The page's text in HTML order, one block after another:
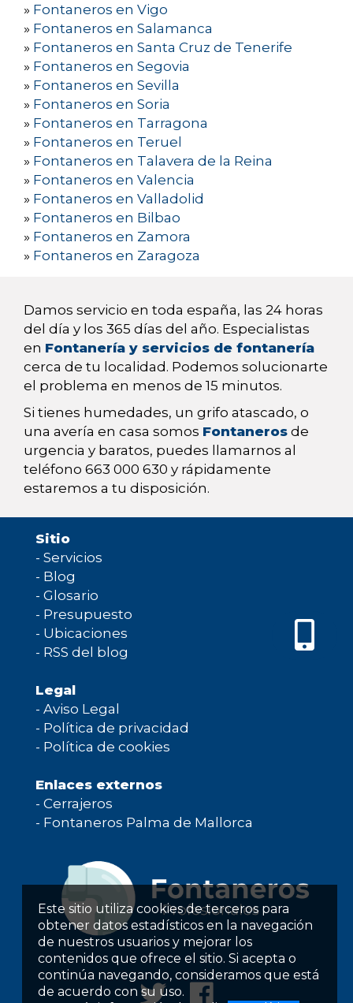
Este sitio utiliza cookies de terceros para
obtener datos estadísticos en la navegación
de nuestros usuarios y mejorar los
contenidos que ofrece el sitio. Si acepta o
continúa navegando, consideramos que está
de acuerdo con su uso.
» Fontaneros en Vigo
» Fontaneros en Salamanca
» Fontaneros en Santa Cruz de Tenerife
» Fontaneros en Segovia
» Fontaneros en Sevilla
» Fontaneros en Soria
» Fontaneros en Tarragona
» Fontaneros en Teruel
» Fontaneros en Talavera de la Reina
» Fontaneros en Valencia
» Fontaneros en Valladolid
» Fontaneros en Bilbao
» Fontaneros en Zamora
» Fontaneros en Zaragoza
Damos servicio en toda españa, las 24 horas
del día y los 365 días del año. Especialistas
en Fontanería y servicios de fontanería
cerca de tu localidad. Podemos solucionarte
el problema en menos de 15 minutos.
Si tienes humedades, un grifo atascado, o
una avería en casa somos Fontaneros de
urgencia y baratos, puedes llamarnos al
teléfono 663 000 630 y rápidamente
estaremos a tu disposición.
Sitio
- Servicios
- Blog
- Glosario
- Presupuesto
- Ubicaciones
- RSS del blog
Legal
- Aviso Legal
- Política de privacidad
- Política de cookies
Enlaces externos
- Cerrajeros
- Fontaneros Palma de Mallorca